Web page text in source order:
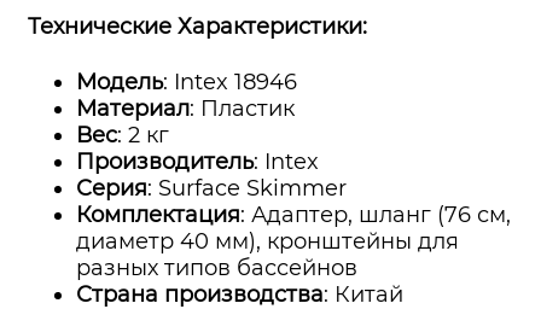
Технические Характеристики:
Модель: Intex 18946
Материал: Пластик
Вес: 2 кг
Производитель: Intex
Серия: Surface Skimmer
Комплектация: Адаптер, шланг (76 см,
диаметр 40 мм), кронштейны для
разных типов бассейнов
Страна производства: Китай